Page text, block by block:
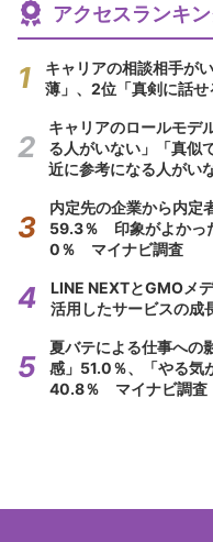
アクセスランキ
キャリアの相談相手が
薄」、2位「真剣に話せ
キャリアのロールモデ
る人がいない」「真似
近に参考になる人がい
内定先の企業から内定
59.3％ 印象がよかっ
0％ マイナビ調査
LINE NEXTとGMOメ
活用したサービスの成
夏バテによる仕事へ
感」51.0％、「やる気
40.8％ マイナビ調査